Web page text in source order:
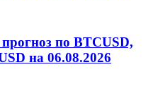
по BTCUSD,
на 06.08.2026